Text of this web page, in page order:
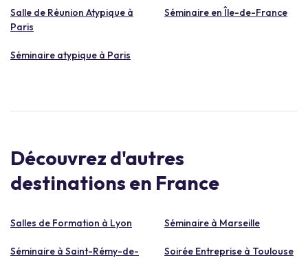
Salle de Réunion Atypique à
Paris
Séminaire en Île-de-France
Séminaire atypique à Paris
Découvrez d'autres
destinations en France
Salles de Formation à Lyon Séminaire à Marseille
Séminaire à Saint-Rémy-de-
Soirée Entreprise à Toulouse